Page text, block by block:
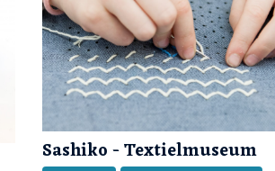
Sashiko - Textielmuseum